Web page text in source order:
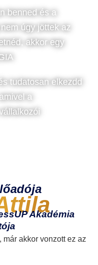
benned és a
úgy jöttek az
akkor egy
tudatosan elkezdd
a
Akadémia
akkor vonzott ez az